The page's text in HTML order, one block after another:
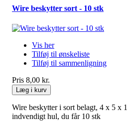
Wire beskytter sort - 10 stk
Vis her
Tilføj til ønskeliste
Tilføj til sammenligning
Pris 8,00 kr.
Læg i kurv
Wire beskytter i sort belagt, 4 x 5 x
indvendigt hul, du får 10 stk